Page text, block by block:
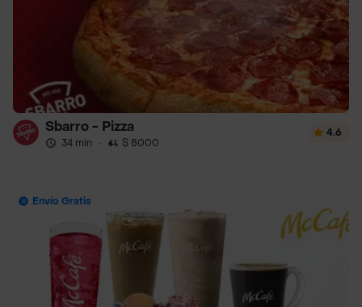
Sbarro - Pizza
34 min · $ 8000
4.6
Envío Gratis